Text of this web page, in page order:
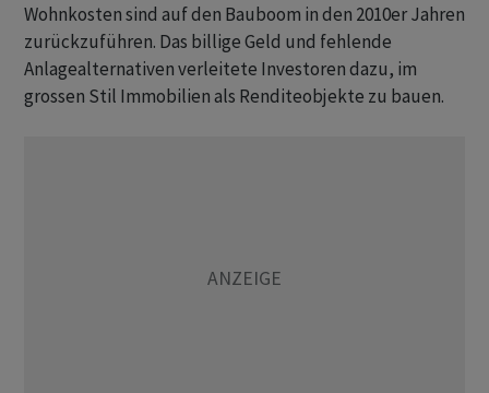
Wohnkosten sind auf den Bauboom in den 2010er Jahren
zurückzuführen. Das billige Geld und fehlende
Anlagealternativen verleitete Investoren dazu, im
grossen Stil Immobilien als Renditeobjekte zu bauen.